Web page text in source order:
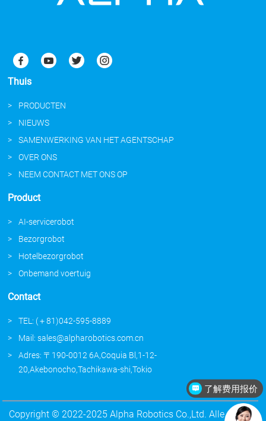
Thuis
PRODUCTEN
NIEUWS
SAMENWERKING VAN HET AGENTSCHAP
OVER ONS
NEEM CONTACT MET ONS OP
Product
AI-servicerobot
Bezorgrobot
Hotelbezorgrobot
Onbemand voertuig
Contact
TEL: (＋81)042-595-8889
Mail: sales@alpharobotics.com.cn
Adres: 〒190-0012 6A,Coquia Bl,1-12-
20,Akebonocho,Tachikawa-shi,Tokio
Copyright © 2022-2025 Alpha Robotics Co.,Ltd. Alle rechten
了解费用报价